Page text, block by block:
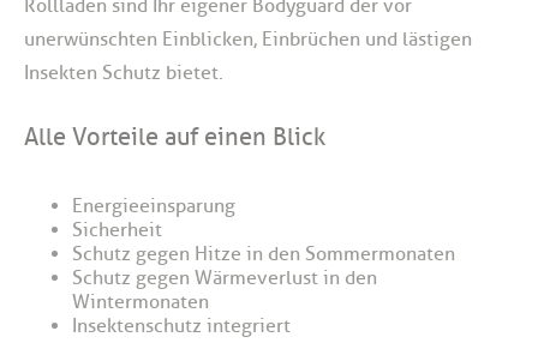
Rollladen sind Ihr eigener Bodyguard der vor
unerwünschten Einblicken, Einbrüchen und lästigen
Insekten Schutz bietet.
Alle Vorteile auf einen Blick
Energieeinsparung
Sicherheit
Schutz gegen Hitze in den Sommermonaten
Schutz gegen Wärmeverlust in den
Wintermonaten
Insektenschutz integriert